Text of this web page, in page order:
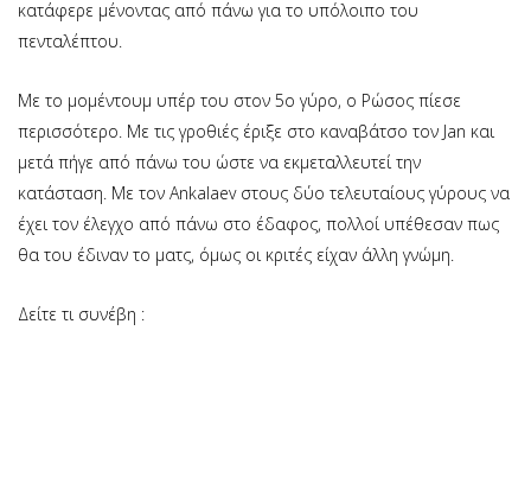
κατάφερε μένοντας από πάνω για το υπόλοιπο του
πενταλέπτου.
Με το μομέντουμ υπέρ του στον 5ο γύρο, ο Ρώσος πίεσε
περισσότερο. Με τις γροθιές έριξε στο καναβάτσο τον Jan και
μετά πήγε από πάνω του ώστε να εκμεταλλευτεί την
κατάσταση. Με τον Αnkalaev στους δύο τελευταίους γύρους να
έχει τον έλεγχο από πάνω στο έδαφος, πολλοί υπέθεσαν πως
θα του έδιναν το ματς, όμως οι κριτές είχαν άλλη γνώμη.
Δείτε τι συνέβη :